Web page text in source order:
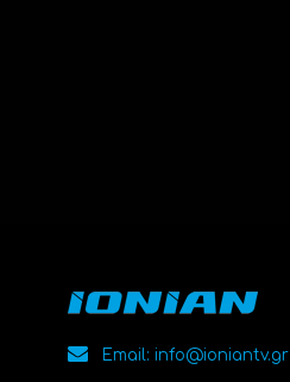
Email: info@ioniantv.gr